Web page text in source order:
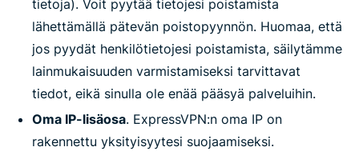
tietoja). Voit pyytää tietojesi poistamista
lähettämällä pätevän poistopyynnön. Huomaa, että
jos pyydät henkilötietojesi poistamista, säilytämme
lainmukaisuuden varmistamiseksi tarvittavat
tiedot, eikä sinulla ole enää pääsyä palveluihin.
Oma IP-lisäosa. ExpressVPN:n oma IP on
rakennettu yksityisyytesi suojaamiseksi.